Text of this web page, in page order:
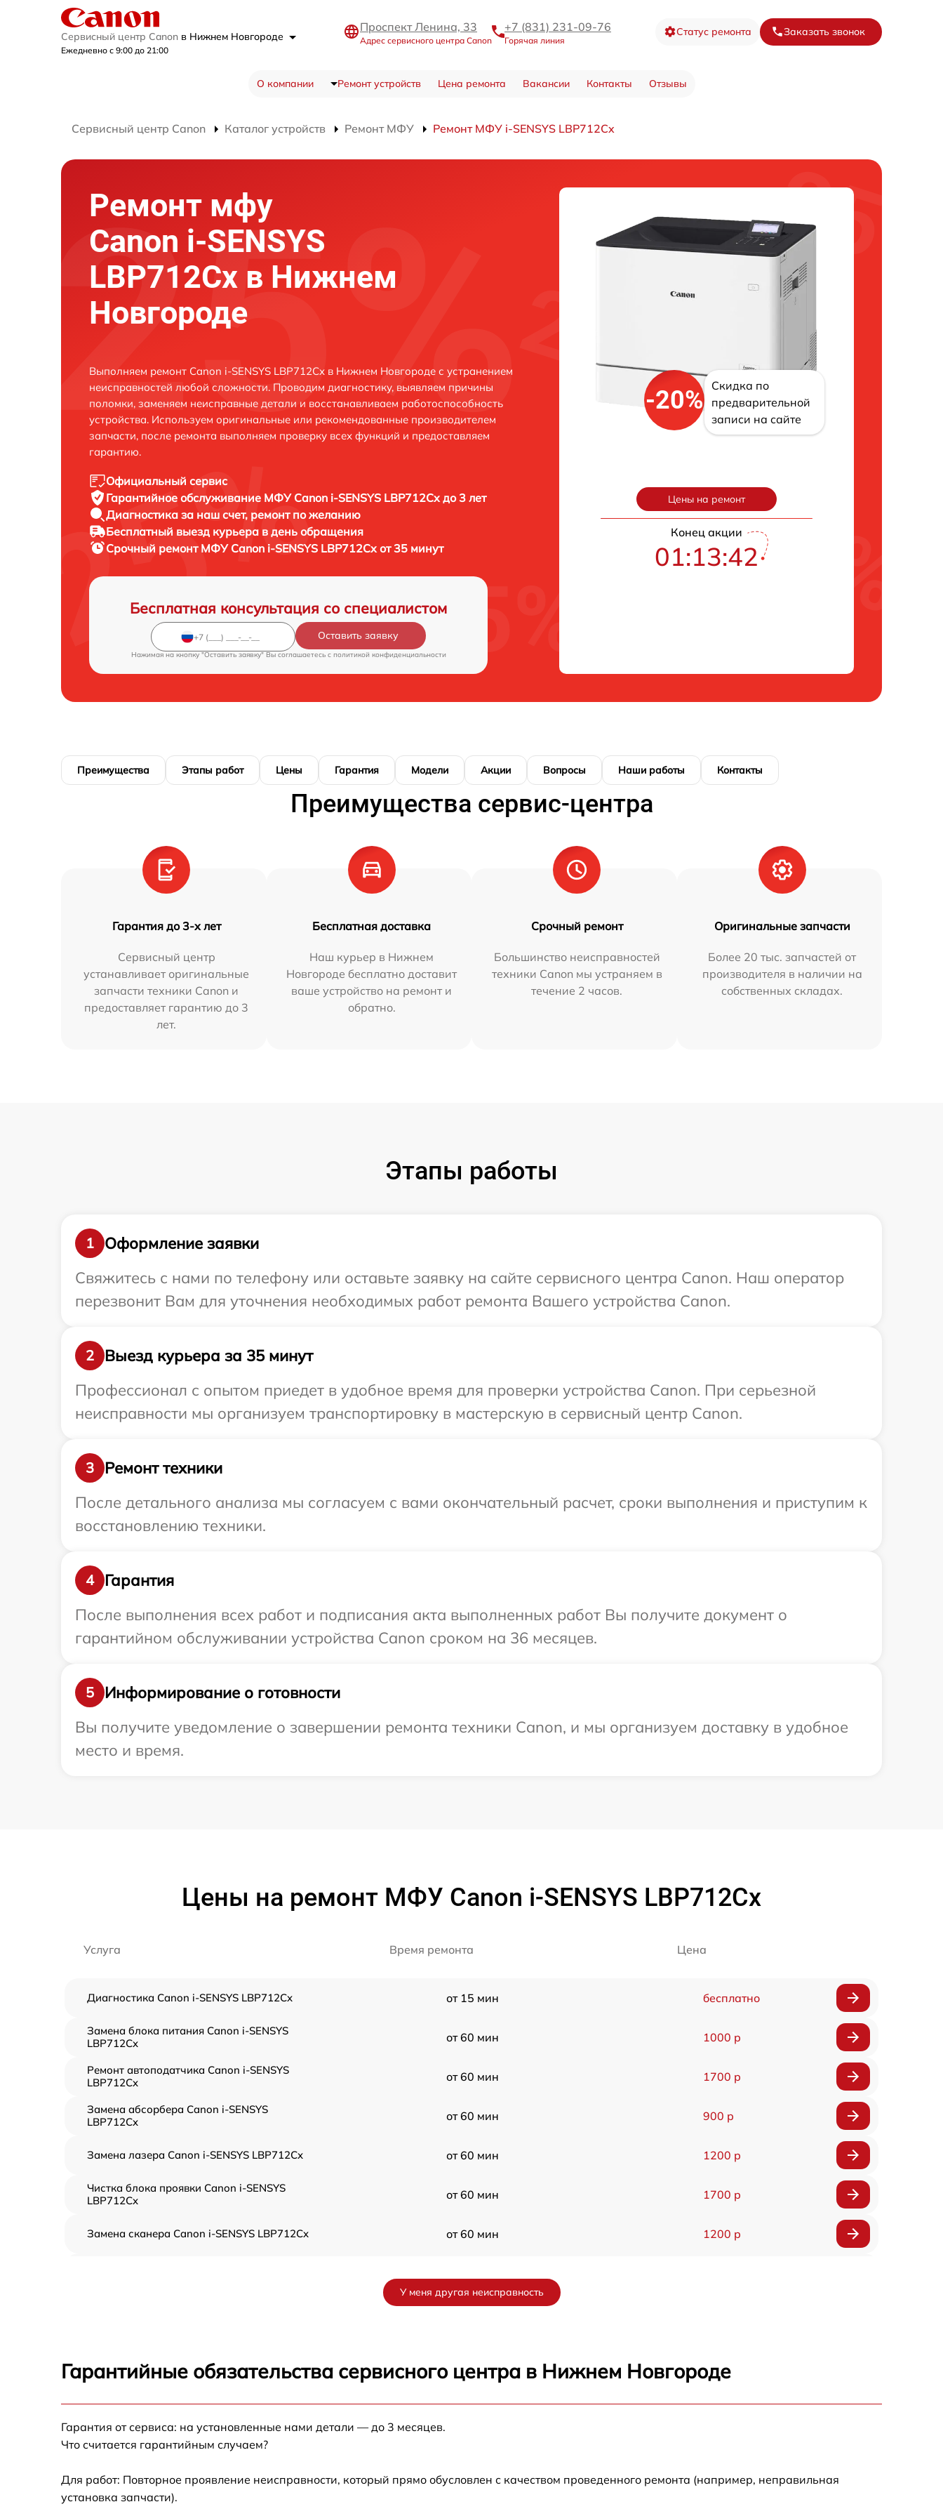
Сервисный центр Canon в Нижнем Новгороде
Ежедневно с 9:00 до 21:00
Проспект Ленина, 33
Адрес сервисного центра Canon
+7 (831) 231-09-76
Горячая линия
Статус ремонта Заказать звонок
О компании Ремонт устройств Цена ремонта Вакансии Контакты Отзывы
Сервисный центр Canon Каталог устройств Ремонт МФУ Ремонт МФУ i-SENSYS LBP712Cx
Ремонт мфу
Canon i-SENSYS
LBP712Cx в Нижнем
Новгороде
Выполняем ремонт Canon i-SENSYS LBP712Cx в Нижнем Новгороде с устранением
неисправностей любой сложности. Проводим диагностику, выявляем причины
поломки, заменяем неисправные детали и восстанавливаем работоспособность
устройства. Используем оригинальные или рекомендованные производителем
запчасти, после ремонта выполняем проверку всех функций и предоставляем
гарантию.
Официальный сервис
Гарантийное обслуживание МФУ Canon i-SENSYS LBP712Cx до 3 лет
Диагностика за наш счет, ремонт по желанию
Бесплатный выезд курьера в день обращения
Срочный ремонт МФУ Canon i-SENSYS LBP712Cx от 35 минут
Бесплатная консультация со специалистом
Оставить заявку
Нажимая на кнопку "Оставить заявку" Вы соглашаетесь c политикой конфиденциальности
-20%
Скидка по
предварительной
записи на сайте
Цены на ремонт
Конец акции
01:13:42
Преимущества Этапы работ Цены Гарантия Модели Акции Вопросы Наши работы Контакты
Преимущества сервис-центра
Гарантия до 3-х лет
Сервисный центр
устанавливает оригинальные
запчасти техники Canon и
предоставляет гарантию до 3
лет.
Бесплатная доставка
Наш курьер в Нижнем
Новгороде бесплатно доставит
ваше устройство на ремонт и
обратно.
Срочный ремонт
Большинство неисправностей
техники Canon мы устраняем в
течение 2 часов.
Оригинальные запчасти
Более 20 тыс. запчастей от
производителя в наличии на
собственных складах.
Этапы работы
1
Оформление заявки
Свяжитесь с нами по телефону или оставьте заявку на сайте сервисного центра Canon. Наш оператор
перезвонит Вам для уточнения необходимых работ ремонта Вашего устройства Canon.
2
Выезд курьера за 35 минут
Профессионал с опытом приедет в удобное время для проверки устройства Canon. При серьезной
неисправности мы организуем транспортировку в мастерскую в сервисный центр Canon.
3
Ремонт техники
После детального анализа мы согласуем с вами окончательный расчет, сроки выполнения и приступим к
восстановлению техники.
4
Гарантия
После выполнения всех работ и подписания акта выполненных работ Вы получите документ о
гарантийном обслуживании устройства Canon сроком на 36 месяцев.
5
Информирование о готовности
Вы получите уведомление о завершении ремонта техники Canon, и мы организуем доставку в удобное
место и время.
Цены на ремонт МФУ Canon i-SENSYS LBP712Cx
Услуга Время ремонта Цена
Диагностика Canon i-SENSYS LBP712Cx от 15 мин бесплатно
Замена блока питания Canon i-SENSYS
LBP712Cx
от 60 мин 1000 р
Ремонт автоподатчика Canon i-SENSYS
LBP712Cx
от 60 мин 1700 р
Замена абсорбера Canon i-SENSYS
LBP712Cx
от 60 мин 900 р
Замена лазера Canon i-SENSYS LBP712Cx от 60 мин 1200 р
Чистка блока проявки Canon i-SENSYS
LBP712Cx
от 60 мин 1700 р
Замена сканера Canon i-SENSYS LBP712Cx от 60 мин 1200 р
Замена каретки Canon i-SENSYS LBP712Cx
LBP712Cx
У меня другая неисправность
Гарантийные обязательства сервисного центра в Нижнем Новгороде
Гарантия от сервиса: на установленные нами детали — до 3 месяцев.
Что считается гарантийным случаем?
Для работ: Повторное проявление неисправности, который прямо обусловлен с качеством проведенного ремонта (например, неправильная
установка запчасти).